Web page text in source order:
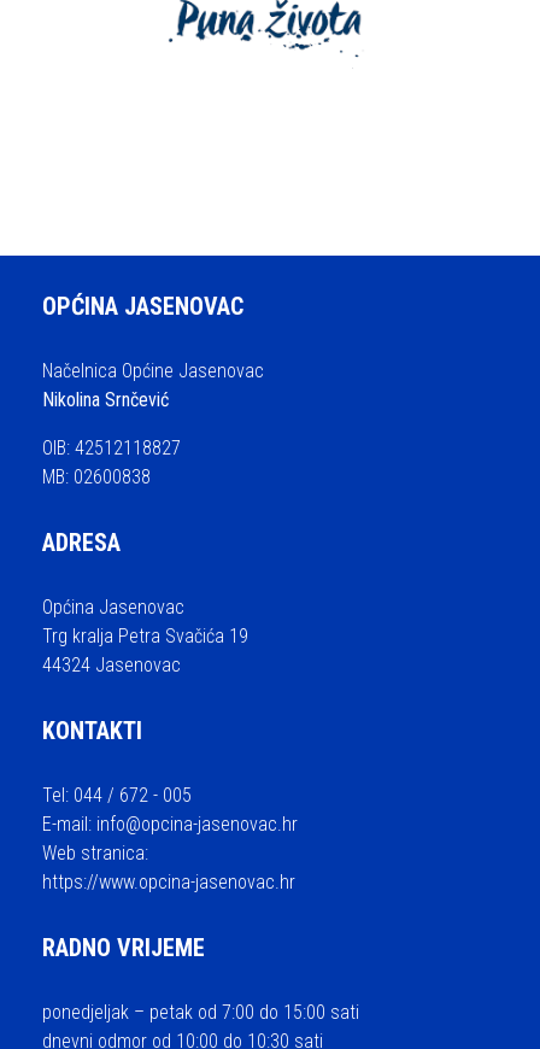
OPĆINA JASENOVAC
Načelnica Općine Jasenovac
Nikolina Srnčević
OIB: 42512118827
MB: 02600838
ADRESA
Općina Jasenovac
Trg kralja Petra Svačića 19
44324 Jasenovac
KONTAKTI
Tel: 044 / 672 - 005
E-mail: info@opcina-jasenovac.hr
Web stranica:
https://www.opcina-jasenovac.hr
RADNO VRIJEME
ponedjeljak – petak od 7:00 do 15:00 sati
dnevni odmor od 10:00 do 10:30 sati